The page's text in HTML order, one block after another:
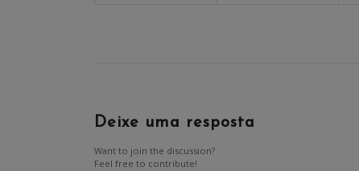
Deixe uma resposta
Want to join the discussion?
Feel free to contribute!